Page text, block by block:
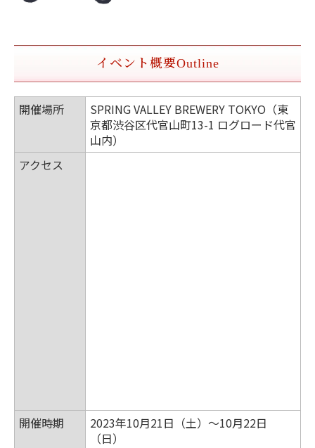
イベント概要Outline
開催場所
SPRING VALLEY BREWERY TOKYO（東
京都渋谷区代官山町13-1 ログロード代官
山内）
アクセス
開催時期
2023年10月21日（土）～10月22日
（日）